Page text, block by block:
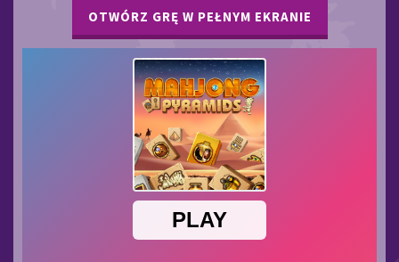
OTWÓRZ GRĘ W PEŁNYM EKRANIE